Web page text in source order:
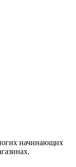
начинающих